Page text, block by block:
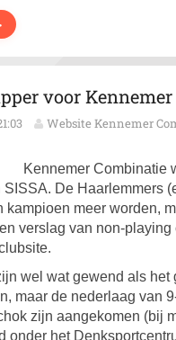
voor
Website Kennemer
Kennemer Combinatie
SISSA. De Haarlemmers
kampioen meer worden,
verslag van non-
wel wat gewend als het
maar de nederlaag van
zijn aangekomen (bij
onder het